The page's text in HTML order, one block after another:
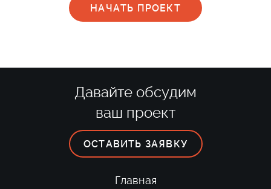
Давайте обсудим
ваш проект
ОСТАВИТЬ ЗАЯВКУ
Главная